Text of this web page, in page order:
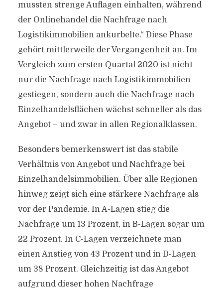
mussten strenge Auflagen einhalten, während
der Onlinehandel die Nachfrage nach
Logistikimmobilien ankurbelte.“ Diese Phase
gehört mittlerweile der Vergangenheit an. Im
Vergleich zum ersten Quartal 2020 ist nicht
nur die Nachfrage nach Logistikimmobilien
gestiegen, sondern auch die Nachfrage nach
Einzelhandelsflächen wächst schneller als das
Angebot – und zwar in allen Regionalklassen.
Besonders bemerkenswert ist das stabile
Verhältnis von Angebot und Nachfrage bei
Einzelhandelsimmobilien. Über alle Regionen
hinweg zeigt sich eine stärkere Nachfrage als
vor der Pandemie. In A-Lagen stieg die
Nachfrage um 13 Prozent, in B-Lagen sogar um
22 Prozent. In C-Lagen verzeichnete man
einen Anstieg von 43 Prozent und in D-Lagen
um 38 Prozent. Gleichzeitig ist das Angebot
aufgrund dieser hohen Nachfrage